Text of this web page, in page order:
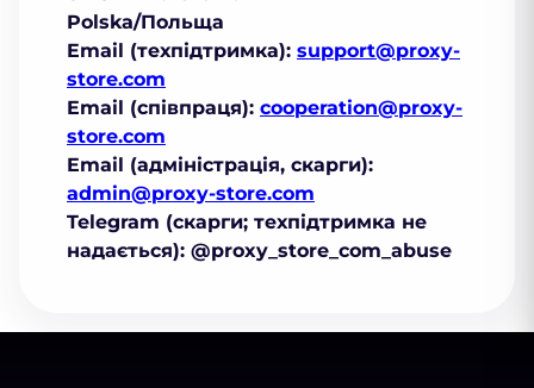
Polska/Польща
Email (техпідтримка): support@proxy-
store.com
Email (співпраця): cooperation@proxy-
store.com
Email (адміністрація, скарги):
admin@proxy-store.com
Telegram (скарги; техпідтримка не
надається): @proxy_store_com_abuse